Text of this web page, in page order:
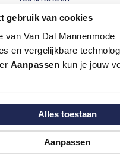
gebruik van cookies
van Van Dal Mannenmode
en vergelijkbare
Aanpassen kun je jouw
Alles toestaan
Aanpassen
draagt prettig en ziet
zacht aan, ademt goed en
op warme dagen en
sluit mooi aan en geeft
De kraag, knoopsluiting
je nu een rondje door het